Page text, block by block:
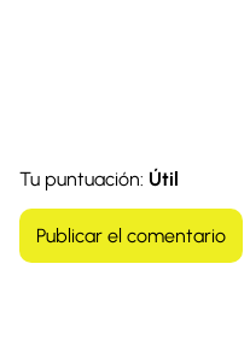
Tu puntuación: Útil